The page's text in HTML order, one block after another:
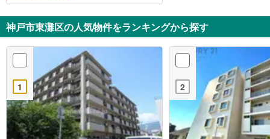
神戸市東灘区の人気物件をランキングから探す
1 2